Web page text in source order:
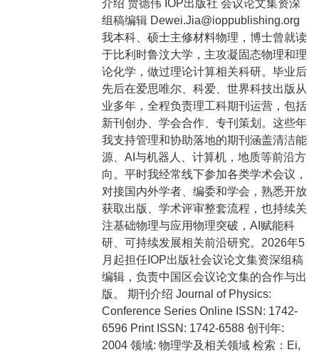
介绍 贾德伟 IOP出版社 会议论文集资深
组稿编辑 Dewei.Jia@ioppublishing.org
我本科、硕士主修材料物理，博士曾就读
于比利时鲁汶大学，主攻凝固态物理和理
论化学，做过理论计算相关科研。毕业后
先后在爱思唯尔、科爱、世界科技出版从
业多年，全程负责理工科期刊运营，包括
新刊创办、学会合作、专刊策划。这些年
我支持管理和协助落地的期刊涵盖清洁能
源、AI与机器人、计算机，地质等前沿方
向。平时我经常线下参加各类学术会议，
对接国内外学者、编委和学会，熟悉开放
获取出版、学术评审整套流程，也持续关
注基础物理与应用物理突破，AI赋能科
研、可持续发展相关前沿研究。2026年5
月起担任IOP出版社会议论文集资深组稿
编辑，负责中国区会议论文集的合作与出
版。 期刊介绍 Journal of Physics:
Conference Series Online ISSN: 1742-
6596 Print ISSN: 1742-6588 创刊年:
2004 领域: 物理学及相关领域 检索：Ei,